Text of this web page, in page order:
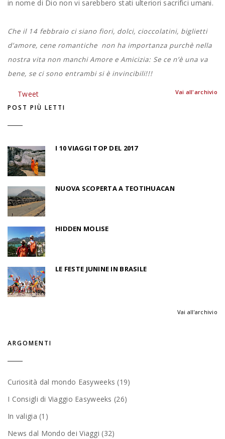
in nome di Dio non vi sarebbero stati ulteriori sacrifici umani.
Che il 14 febbraio ci siano fiori, dolci, cioccolatini, biglietti
d’amore, cene romantiche non ha importanza purchè nella
nostra vita non manchi Amore e Amicizia: Se ce n’è una va
bene, se ci sono entrambi si è invincibili!!!
Vai all'archivio
Tweet
POST PIÙ LETTI
I 10 VIAGGI TOP DEL 2017
NUOVA SCOPERTA A TEOTIHUACAN
HIDDEN MOLISE
LE FESTE JUNINE IN BRASILE
Vai all'archivio
ARGOMENTI
Curiosità dal mondo Easyweeks (19)
I Consigli di Viaggio Easyweeks (26)
In valigia (1)
News dal Mondo dei Viaggi (32)